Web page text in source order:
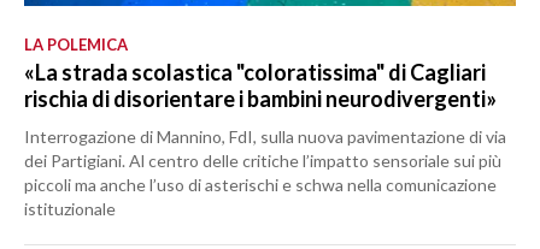
LA POLEMICA
«La strada scolastica "coloratissima" di Cagliari
rischia di disorientare i bambini neurodivergenti»
Interrogazione di Mannino, FdI, sulla nuova pavimentazione di via
dei Partigiani. Al centro delle critiche l’impatto sensoriale sui più
piccoli ma anche l’uso di asterischi e schwa nella comunicazione
istituzionale